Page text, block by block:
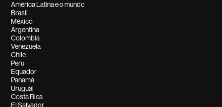
América Latina e o mundo
Brasil
México
Argentina
Colombia
Venezuela
Chile
Peru
Equador
Panamá
Uruguai
Costa Rica
El Salvador